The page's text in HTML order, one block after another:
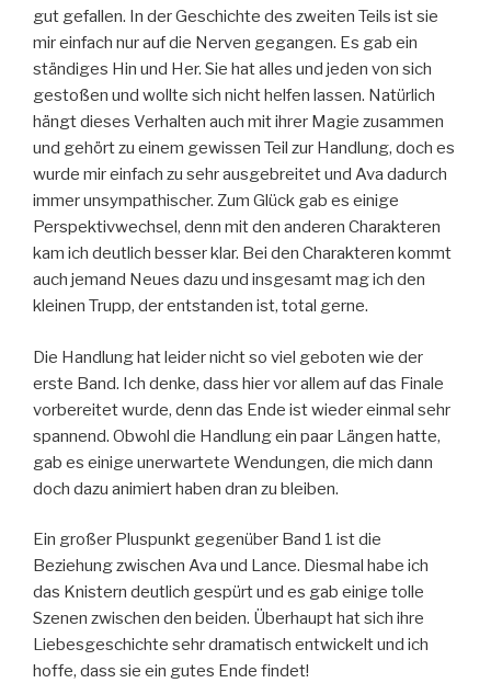
gut gefallen. In der Geschichte des zweiten Teils ist sie
mir einfach nur auf die Nerven gegangen. Es gab ein
ständiges Hin und Her. Sie hat alles und jeden von sich
gestoßen und wollte sich nicht helfen lassen. Natürlich
hängt dieses Verhalten auch mit ihrer Magie zusammen
und gehört zu einem gewissen Teil zur Handlung, doch es
wurde mir einfach zu sehr ausgebreitet und Ava dadurch
immer unsympathischer. Zum Glück gab es einige
Perspektivwechsel, denn mit den anderen Charakteren
kam ich deutlich besser klar. Bei den Charakteren kommt
auch jemand Neues dazu und insgesamt mag ich den
kleinen Trupp, der entstanden ist, total gerne.
Die Handlung hat leider nicht so viel geboten wie der
erste Band. Ich denke, dass hier vor allem auf das Finale
vorbereitet wurde, denn das Ende ist wieder einmal sehr
spannend. Obwohl die Handlung ein paar Längen hatte,
gab es einige unerwartete Wendungen, die mich dann
doch dazu animiert haben dran zu bleiben.
Ein großer Pluspunkt gegenüber Band 1 ist die
Beziehung zwischen Ava und Lance. Diesmal habe ich
das Knistern deutlich gespürt und es gab einige tolle
Szenen zwischen den beiden. Überhaupt hat sich ihre
Liebesgeschichte sehr dramatisch entwickelt und ich
hoffe, dass sie ein gutes Ende findet!